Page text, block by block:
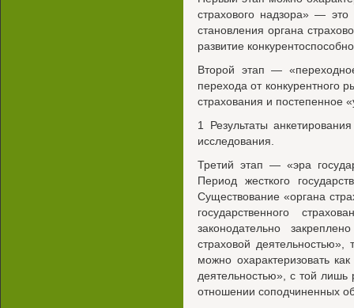
страхового надзора» —
становления органа
развитие
Второй этап —
перехода от конкурентного
страхования и постепенное
1 Результаты
исследования.
Третий этап — «эра
Период жесткого
Существование «органа
государственного
законодательно
страховой
можно охарактеризовать
деятельностью», с той лишь
отношении соподчиненных